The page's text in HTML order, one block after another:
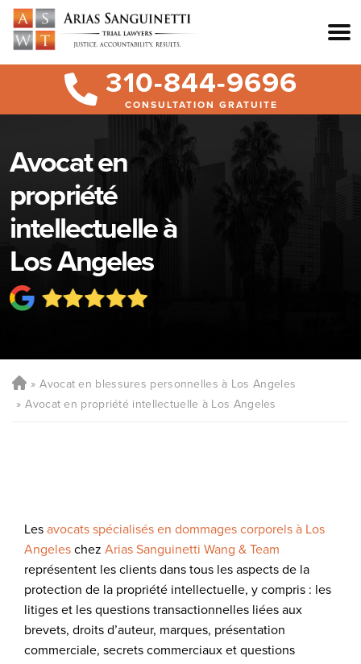
310-844-9696
CONSULTATION GRATUITE
Avocat en
propriété
intellectuelle à
Los Angeles
Avocat en blessures personnelles à Los Angeles
Avocat en propriété intellectuelle à Los Angeles
Lesavocats spécialisés en dommages corporels à Los
Angeleschez Arias Sanguinetti Wang & Team
représentent les clients dans tous les aspects de la
protection de la propriété intellectuelle, y compris : les
litiges et les questions transactionnelles liées aux
brevets, droits d’auteur, marques, présentation
commerciale, secrets commerciaux et questions